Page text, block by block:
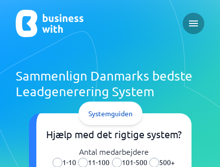
Open
Sammenlign Danmarks bedste
Leadgenerering System
Hjælp med det rigtige system?
Antal medarbejdere
1-10 11-100 101-500 500+
Systemguiden